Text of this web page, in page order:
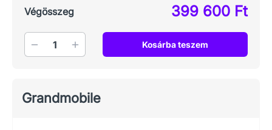
Végösszeg 399 600 Ft
Mennyiség Kosárba teszem
Grandmobile